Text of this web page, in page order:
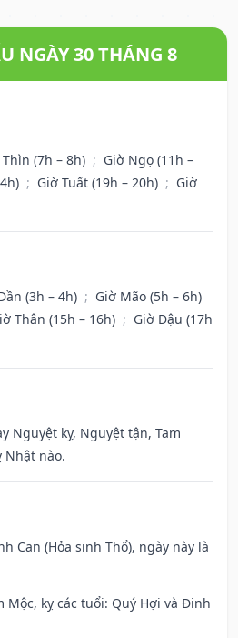
NGÀY 30 THÁNG 8
Thìn (7h – 8h) ; Giờ Ngọ (11h –
; Giờ Tuất (19h – 20h) ; Giờ
(3h – 4h) ; Giờ Mão (5h – 6h)
Thân (15h – 16h) ; Giờ Dậu (17h
Nguyệt kỵ, Nguyệt tận, Tam
Nhật nào.
Can (Hỏa sinh Thổ), ngày này là
Mộc, kỵ các tuổi: Quý Hợi và Đinh